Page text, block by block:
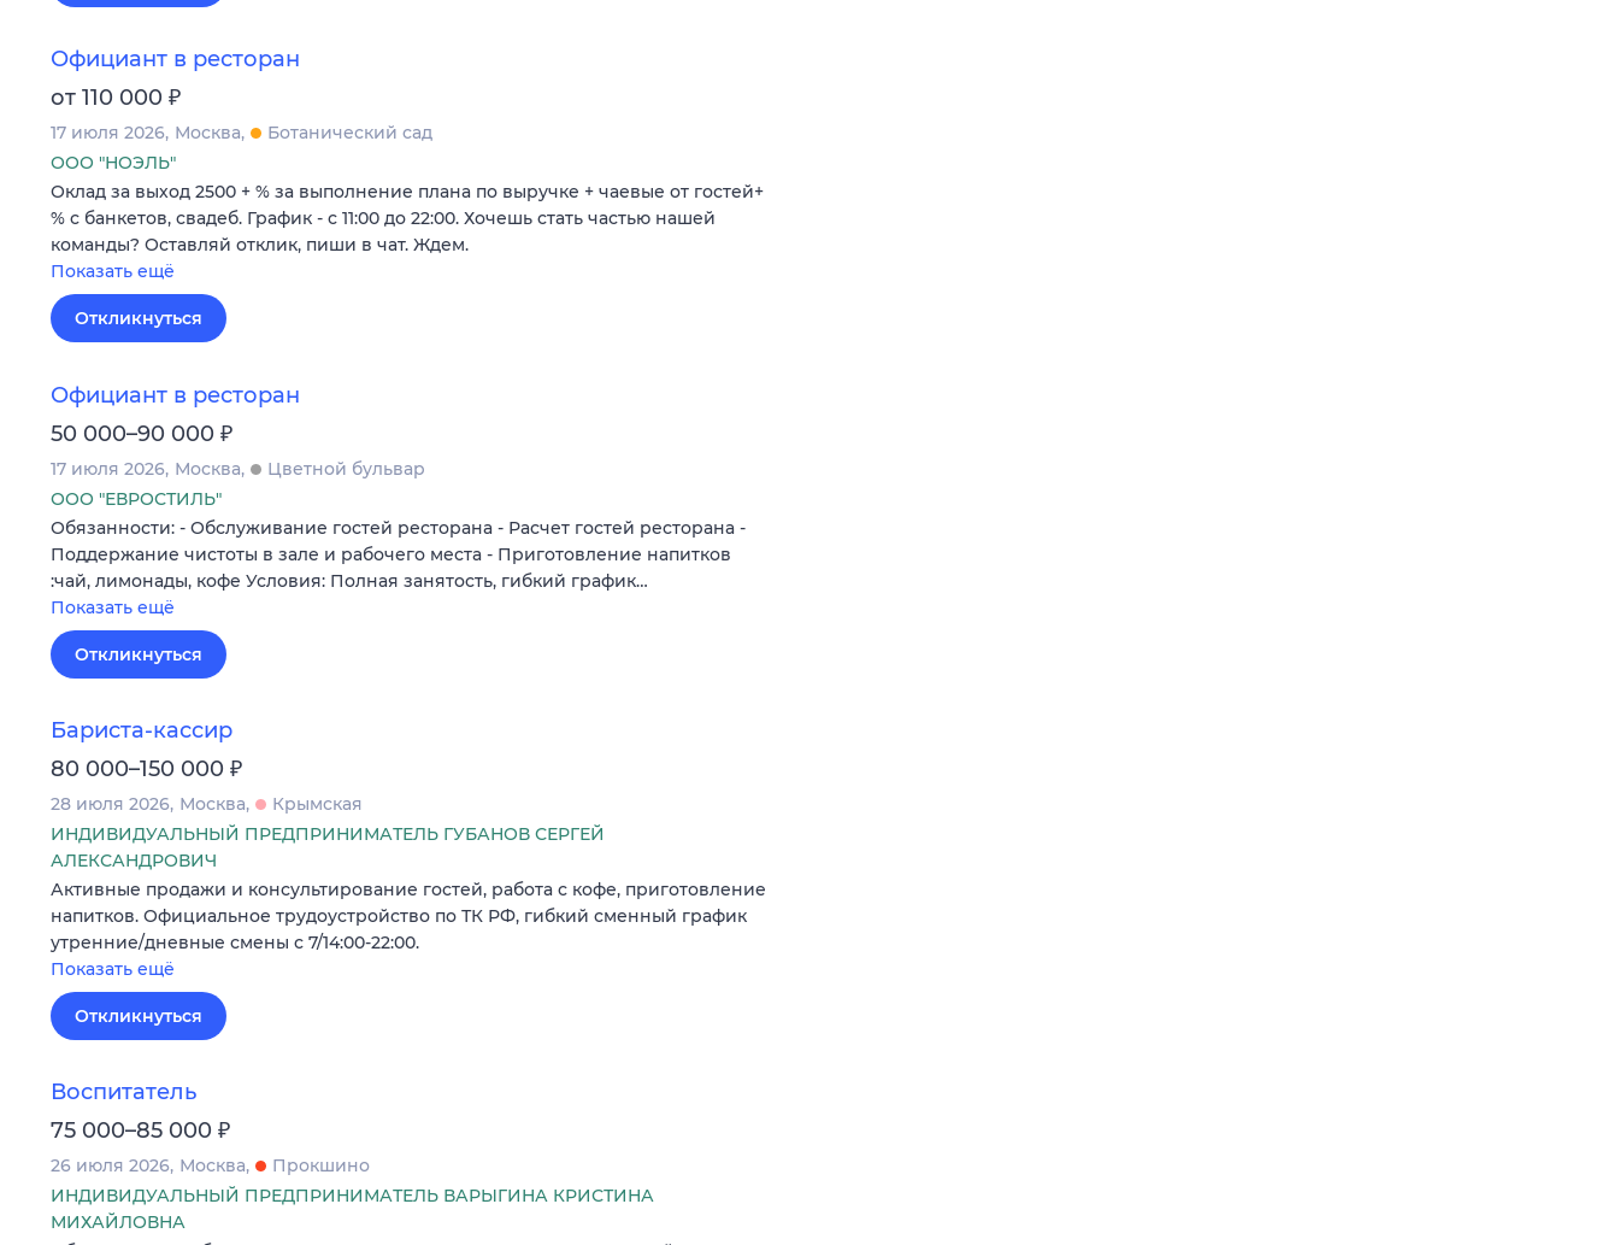
Официант в ресторан
от 110 000 ₽
17 июля 2026 Москва
Ботанический сад
ООО "НОЭЛЬ"
Оклад за выход 2500 + % за выполнение плана по выручке + чаевые от гостей+
% с банкетов, свадеб. График - с 11:00 до 22:00. Хочешь стать частью нашей
команды? Оставляй отклик, пиши в чат. Ждем.
Показать ещё
Откликнуться
Официант в ресторан
50 000–90 000 ₽
17 июля 2026 Москва
Цветной бульвар
ООО "ЕВРОСТИЛЬ"
Обязанности: - Обслуживание гостей ресторана - Расчет гостей ресторана -
Поддержание чистоты в зале и рабочего места - Приготовление напитков
:чай, лимонады, кофе Условия: Полная занятость, гибкий график…
Показать ещё
Откликнуться
Бариста-кассир
80 000–150 000 ₽
28 июля 2026 Москва
Крымская
ИНДИВИДУАЛЬНЫЙ ПРЕДПРИНИМАТЕЛЬ ГУБАНОВ СЕРГЕЙ
АЛЕКСАНДРОВИЧ
Активные продажи и консультирование гостей, работа с кофе, приготовление
напитков. Официальное трудоустройство по ТК РФ, гибкий сменный график
утренние/дневные смены с 7/14:00-22:00.
Показать ещё
Откликнуться
Воспитатель
75 000–85 000 ₽
26 июля 2026 Москва
Прокшино
ИНДИВИДУАЛЬНЫЙ ПРЕДПРИНИМАТЕЛЬ ВАРЫГИНА КРИСТИНА
МИХАЙЛОВНА